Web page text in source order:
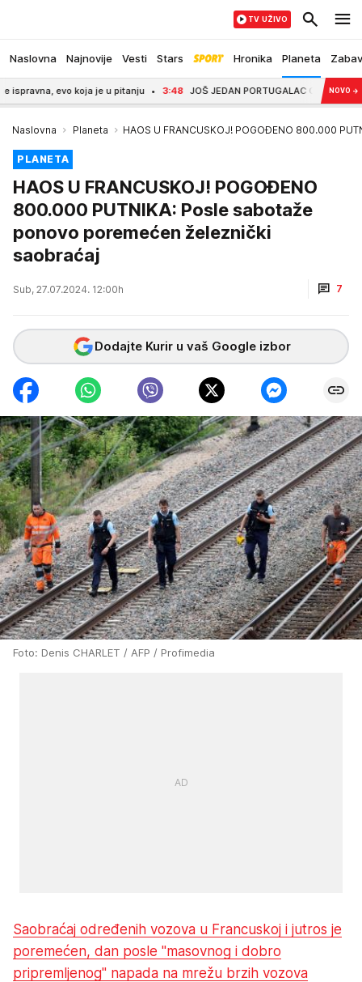
Naslovna Najnovije Vesti Stars Hronika Planeta
TV UŽIVO
evo koja je u pitanju 3:48 JOŠ JEDAN PORTUGALAC OTIŠAO U NOVO →
Naslovna Planeta HAOS U FRANCUSKOJ! POGOĐENO 800.000
PLANETA
HAOS U FRANCUSKOJ! POGOĐENO
800.000 PUTNIKA: Posle sabotaže
ponovo poremećen železnički
saobraćaj
Sub, 27.07.2024. 12:00h 7
Dodajte Kurir u vaš Google izbor
Foto: Denis CHARLET / AFP / Profimedia
Saobraćaj određenih vozova u Francuskoj i jutros je
poremećen, dan posle "masovnog i dobro
pripremljenog" napada na mrežu brzih vozova